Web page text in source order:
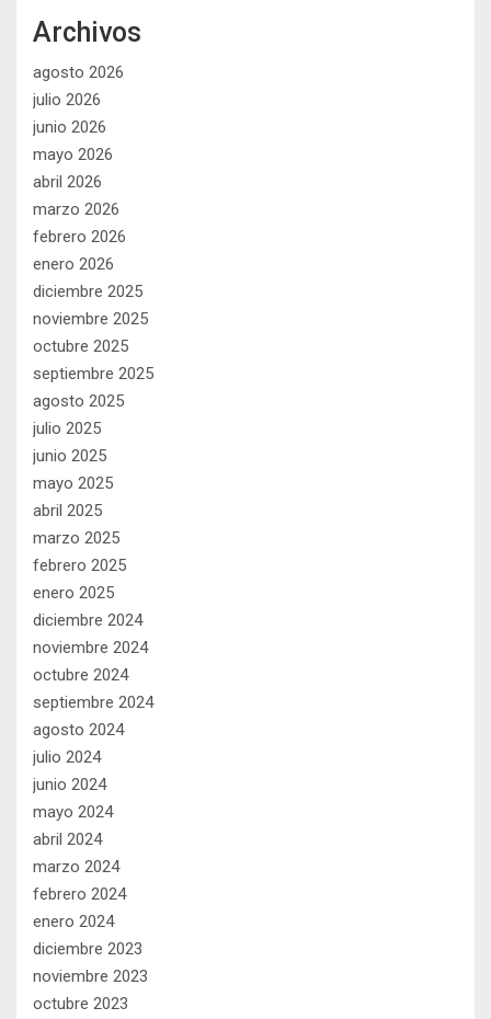
Archivos
agosto 2026
julio 2026
junio 2026
mayo 2026
abril 2026
marzo 2026
febrero 2026
enero 2026
diciembre 2025
noviembre 2025
octubre 2025
septiembre 2025
agosto 2025
julio 2025
junio 2025
mayo 2025
abril 2025
marzo 2025
febrero 2025
enero 2025
diciembre 2024
noviembre 2024
octubre 2024
septiembre 2024
agosto 2024
julio 2024
junio 2024
mayo 2024
abril 2024
marzo 2024
febrero 2024
enero 2024
diciembre 2023
noviembre 2023
octubre 2023